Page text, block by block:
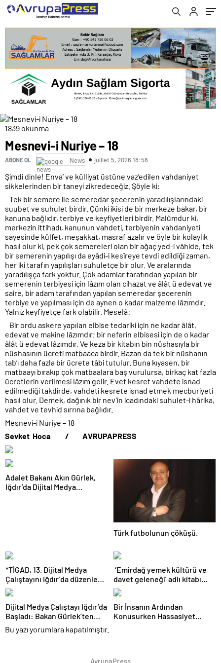
1839 okunma
Mesnevi-i Nuriye – 18
ABONE OL News juillet 5, 2026 18:58
Şimdi dinle! Enva’ ve külliyat üstüne vaz’edilen vahdaniyet
sikkelerinden bir taneyi zikredeceğiz. Şöyle ki:
Tek bir semere ile semeredar şecerenin yaradılışlarındaki
suubet ve suhulet birdir. Çünki ikisi de bir merkeze bakar, bir
kanuna bağlıdır, terbiye ve keyfiyetleri birdir. Malûmdur ki,
merkezin ittihadı, kanunun vahdeti, terbiyenin vahdaniyeti
sayesinde külfet, meşakkat, masraf azalır ve öyle bir kolaylık
hasıl olur ki, pek çok semereleri olan bir ağaç yed-i vâhide, tek
bir semerenin yapılışı da eyâdi-i kesîreye tevdi edildiği zaman,
her iki tarafın yapılışları suhuletçe bir olur. Ve aralarında
yaradılışça fark yoktur. Çok adamlar tarafından yapılan bir
semerenin terbiyesi için lâzım olan cihazat ve âlât ü edevat ve
saire, bir adam tarafından yapılan semeredar şecerenin
terbiye ve yapılması için de aynen o kadar malzeme lâzımdır.
Yalnız keyfiyetçe fark olabilir. Meselâ:
Bir ordu askere yapılan elbise tedariki için ne kadar âlât,
edevat ve makine lâzımdır; bir neferin elbisesi için de o kadar
âlât ü edevat lâzımdır. Ve keza bir kitabın bin nüshasıyla bir
nüshasının ücreti matbaaca birdir. Bazan da tek bir nüshanın
tab’ı daha fazla bir ücrete tâbi tutulur. Buna kıyasen, bir
matbaayı bırakıp çok matbaalara baş vurulursa, birkaç kat fazla
ücretlerin verilmesi lâzım gelir. Evet kesret vahdete isnad
edilmediği takdirde, vahdeti kesrete isnad etmek mecburiyeti
hasıl olur. Demek, dağınık bir nev’in icadındaki suhulet-i hârika,
vahdet ve tevhid sırrına bağlıdır.
Mesnevi-i Nuriye – 18
Sevket Hoca / AVRUPAPRESS
Adalet Bakanı Akın Gürlek,
Iğdır’da Dijital Medya
Türk futbolunun çöküşü.
*TİGAD, 13. Dijital Medya
Çalıştayını Iğdır’da düzenledi*
*TİGAD’ın 13. Medya
Çalıştayına Adalet Bakanı
Akın Gürlek de katıldı*
​ ‘Emirdağ yemek kültürü ve
davet geleneği’ adlı kitabı
Eskişehir de yayımlandı
Dijital Medya Çalıştayı Iğdır’da
Başladı: Bakan Gürlek’ten
Dezenformasyon ve Sosyal
Medya Düzenlemesi Mesajı
Bir İnsanın Ardından
Konusurken Hassasiyet
Bu yazı yorumlara kapatılmıştır.
AvrupaPress